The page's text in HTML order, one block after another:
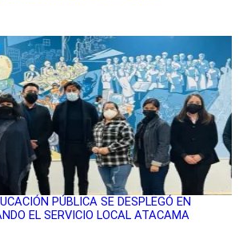
PÚBLICA SE DESPLEGÓ EN
EL SERVICIO LOCAL ATACAMA